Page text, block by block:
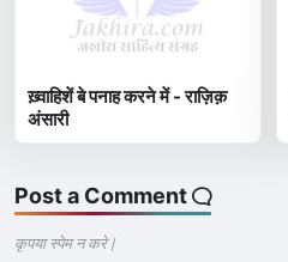
ख़्वाहिशें बे पनाह करने में - राज़िक़
अंसारी
Post a Comment
कृपया स्पेम न करे |